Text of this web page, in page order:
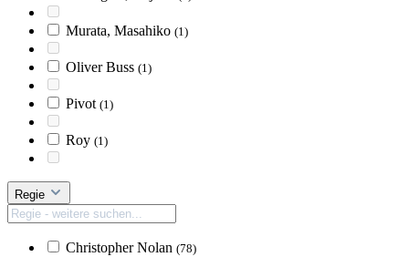
Murata, Masahiko (1)
Oliver Buss (1)
Pivot (1)
Roy (1)
Regie
Christopher Nolan (78)